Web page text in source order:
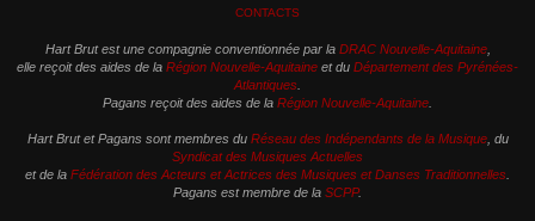
CONTACTS
Hart Brut est une compagnie conventionnée par la DRAC Nouvelle-Aquitaine,
elle reçoit des aides de la Région Nouvelle-Aquitaine et du Département des Pyrénées-
Atlantiques
Pagans reçoit des aides de la Région Nouvelle-Aquitaine
Hart Brut et Pagans sont membres du Réseau des Indépendants de la Musique, du
Syndicat des Musiques Actuelles
et de la Fédération des Acteurs et Actrices des Musiques et Danses Traditionnelles
Pagans est membre de la SCPP.